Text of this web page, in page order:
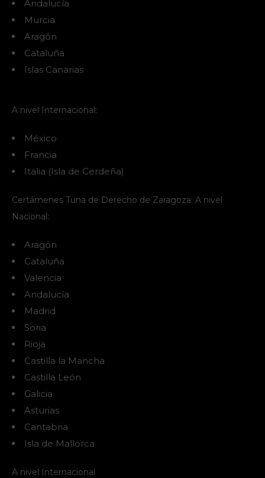
Andalucía
Murcia
Aragón
Cataluña
Islas Canarias
A nivel Internacional:
México
Francia
Italia (Isla de Cerdeña)
Certámenes Tuna de Derecho de Zaragoza: A nivel
Nacional:
Aragón
Cataluña
Valencia
Andalucía
Madrid
Soria
Rioja
Castilla la Mancha
Castilla León
Galicia
Asturias
Cantabria
Isla de Mallorca
A nivel Internacional